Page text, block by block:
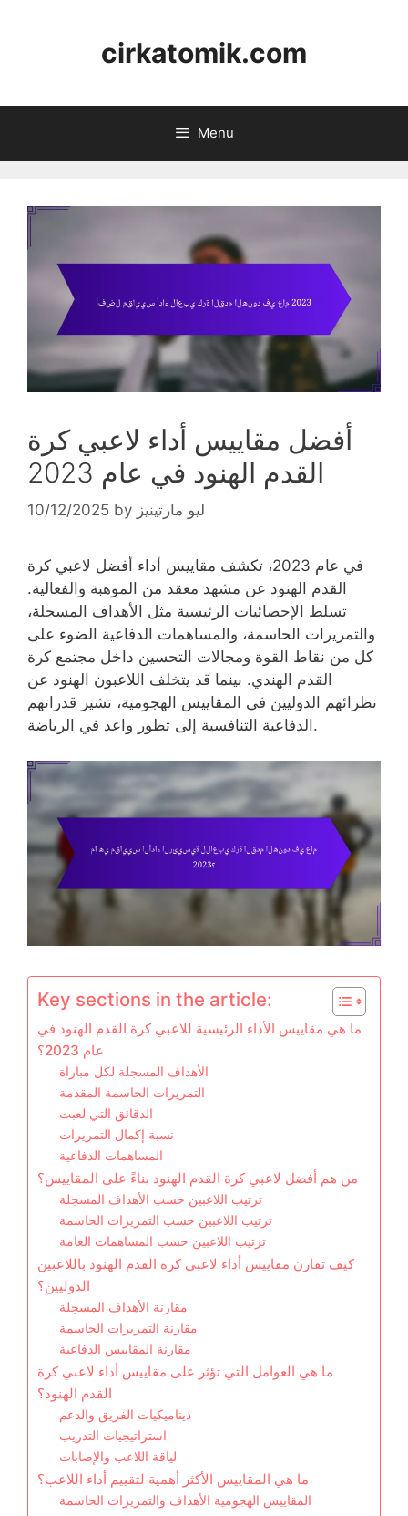
cirkatomik.com
Menu
أفضل مقاييس أداء لاعبي كرة
القدم الهنود في عام 2023
10/12/2025 by ليو مارتينيز
في عام 2023، تكشف مقاييس أداء أفضل لاعبي كرة
القدم الهنود عن مشهد معقد من الموهبة والفعالية.
تسلط الإحصائيات الرئيسية مثل الأهداف المسجلة،
والتمريرات الحاسمة، والمساهمات الدفاعية الضوء على
كل من نقاط القوة ومجالات التحسين داخل مجتمع كرة
القدم الهندي. بينما قد يتخلف اللاعبون الهنود عن
نظرائهم الدوليين في المقاييس الهجومية، تشير قدراتهم
الدفاعية التنافسية إلى تطور واعد في الرياضة.
Key sections in the article:
ما هي مقاييس الأداء الرئيسية للاعبي كرة القدم الهنود في
عام 2023؟
الأهداف المسجلة لكل مباراة
التمريرات الحاسمة المقدمة
الدقائق التي لعبت
نسبة إكمال التمريرات
المساهمات الدفاعية
من هم أفضل لاعبي كرة القدم الهنود بناءً على المقاييس؟
ترتيب اللاعبين حسب الأهداف المسجلة
ترتيب اللاعبين حسب التمريرات الحاسمة
ترتيب اللاعبين حسب المساهمات العامة
كيف تقارن مقاييس أداء لاعبي كرة القدم الهنود باللاعبين
الدوليين؟
مقارنة الأهداف المسجلة
مقارنة التمريرات الحاسمة
مقارنة المقاييس الدفاعية
ما هي العوامل التي تؤثر على مقاييس أداء لاعبي كرة
القدم الهنود؟
ديناميكيات الفريق والدعم
استراتيجيات التدريب
لياقة اللاعب والإصابات
ما هي المقاييس الأكثر أهمية لتقييم أداء اللاعب؟
المقاييس الهجومية الأهداف والتمريرات الحاسمة